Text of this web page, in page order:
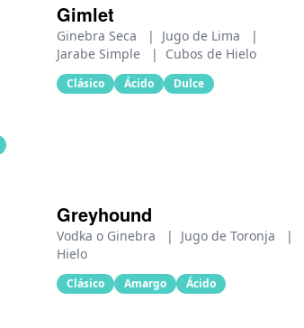
Gimlet
Ginebra Seca | Jugo de Lima
|
Jarabe Simple
| Cubos de Hielo
Clásico Ácido Dulce
Greyhound
Vodka o Ginebra | Jugo de Toronja
|
Hielo
Clásico Amargo Ácido